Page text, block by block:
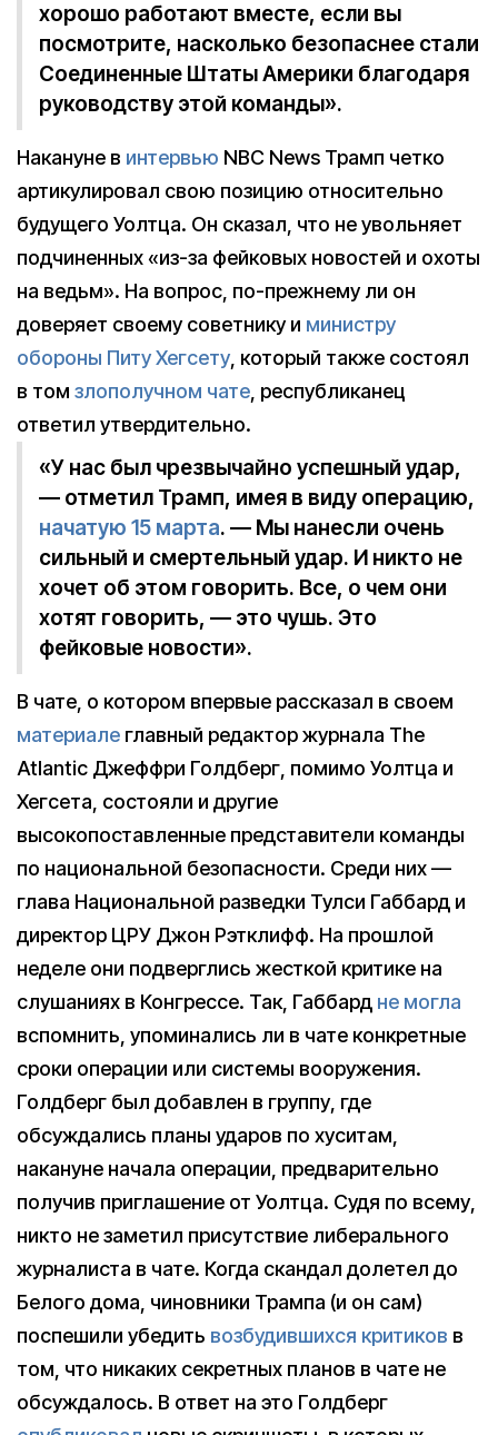
хорошо работают вместе, если вы
посмотрите, насколько безопаснее стали
Соединенные Штаты Америки благодаря
руководству этой команды».
Накануне в интервью NBC News Трамп четко
артикулировал свою позицию относительно
будущего Уолтца. Он сказал, что не увольняет
подчиненных «из-за фейковых новостей и охоты
на ведьм». На вопрос, по-прежнему ли он
доверяет своему советнику и министру
обороны Питу Хегсету, который также состоял
в том злополучном чате, республиканец
ответил утвердительно.
«У нас был чрезвычайно успешный удар,
— отметил Трамп, имея в виду операцию,
начатую 15 марта. — Мы нанесли очень
сильный и смертельный удар. И никто не
хочет об этом говорить. Все, о чем они
хотят говорить, — это чушь. Это
фейковые новости».
В чате, о котором впервые рассказал в своем
материале главный редактор журнала The
Atlantic Джеффри Голдберг, помимо Уолтца и
Хегсета, состояли и другие
высокопоставленные представители команды
по национальной безопасности. Среди них —
глава Национальной разведки Тулси Габбард и
директор ЦРУ Джон Рэтклифф. На прошлой
неделе они подверглись жесткой критике на
слушаниях в Конгрессе. Так, Габбард не могла
вспомнить, упоминались ли в чате конкретные
сроки операции или системы вооружения.
Голдберг был добавлен в группу, где
обсуждались планы ударов по хуситам,
накануне начала операции, предварительно
получив приглашение от Уолтца. Судя по всему,
никто не заметил присутствие либерального
журналиста в чате. Когда скандал долетел до
Белого дома, чиновники Трампа (и он сам)
поспешили убедить возбудившихся критиков в
том, что никаких секретных планов в чате не
обсуждалось. В ответ на это Голдберг